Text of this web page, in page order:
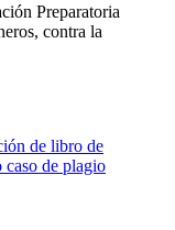
Preparatoria
contra la